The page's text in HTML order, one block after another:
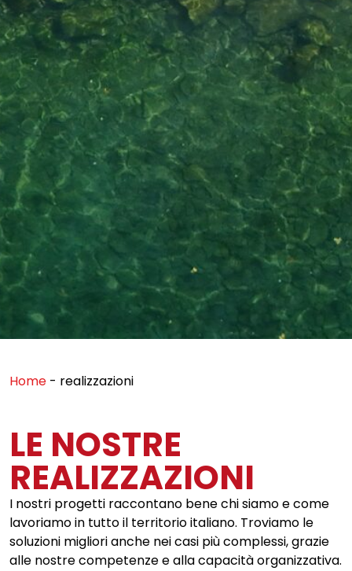
Home - realizzazioni
LE NOSTRE
REALIZZAZIONI
I nostri progetti raccontano bene chi siamo e come
lavoriamo in tutto il territorio italiano. Troviamo le
soluzioni migliori anche nei casi più complessi, grazie
alle nostre competenze e alla capacità organizzativa.